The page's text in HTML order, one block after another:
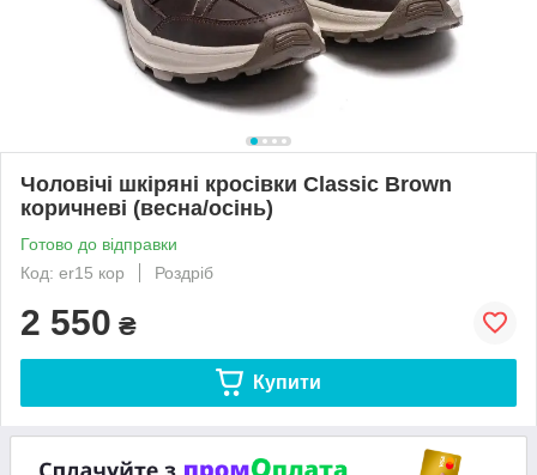
Чоловічі шкіряні кросівки Classic Brown
коричневі (весна/осінь)
Готово до відправки
Код: er15 кор
Роздріб
2 550 ₴
Купити